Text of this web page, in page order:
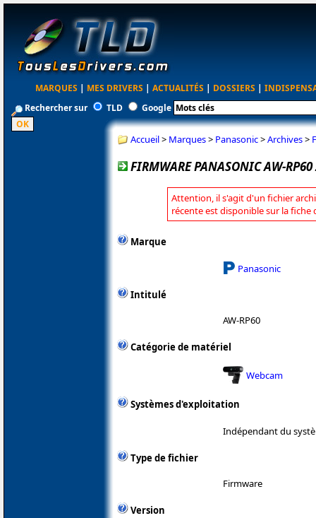
MARQUES | MES DRIVERS | ACTUALITÉS | DOSSIERS |
Rechercher sur
TLD Google
Accueil> Marques> Panasonic>Archives>
FIRMWARE PANASONIC AW-
Attention, il s'agit d'un fichier
récente est disponible sur la fiche
Marque
Panasonic
Intitulé
AW-RP60
Catégorie de matériel
Webcam
Systèmes d'exploitation
Indépendant du
Type de fichier
Firmware
Version